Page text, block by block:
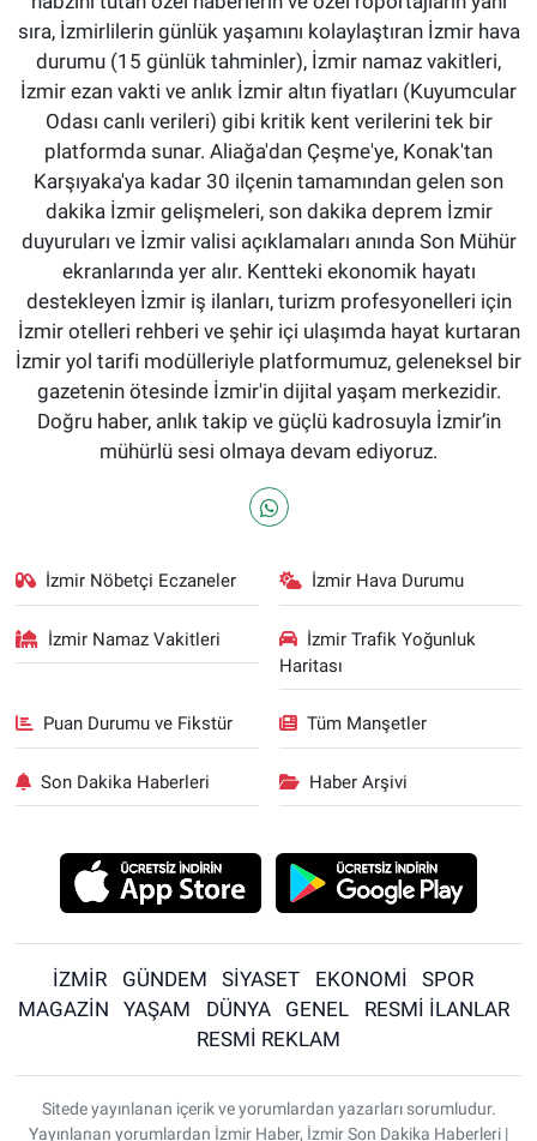
sıra, İzmirlilerin günlük yaşamını kolaylaştıran İzmir hava
durumu (15 günlük tahminler), İzmir namaz vakitleri,
İzmir ezan vakti ve anlık İzmir altın fiyatları (Kuyumcular
Odası canlı verileri) gibi kritik kent verilerini tek bir
platformda sunar. Aliağa'dan Çeşme'ye, Konak'tan
Karşıyaka'ya kadar 30 ilçenin tamamından gelen son
dakika İzmir gelişmeleri, son dakika deprem İzmir
duyuruları ve İzmir valisi açıklamaları anında Son Mühür
ekranlarında yer alır. Kentteki ekonomik hayatı
destekleyen İzmir iş ilanları, turizm profesyonelleri için
İzmir otelleri rehberi ve şehir içi ulaşımda hayat kurtaran
İzmir yol tarifi modülleriyle platformumuz, geleneksel bir
gazetenin ötesinde İzmir'in dijital yaşam merkezidir.
Doğru haber, anlık takip ve güçlü kadrosuyla İzmir’in
mühürlü sesi olmaya devam ediyoruz.
İzmir Nöbetçi Eczaneler İzmir Hava Durumu
İzmir Namaz Vakitleri
İzmir Trafik Yoğunluk
Haritası
Puan Durumu ve Fikstür Tüm Manşetler
Son Dakika Haberleri Haber Arşivi
İZMİR GÜNDEM SİYASET EKONOMİ
SPOR
MAGAZİN
YAŞAM DÜNYA GENEL
RESMİ İLANLAR
RESMİ REKLAM
Sitede yayınlanan içerik ve yorumlardan yazarları sorumludur.
Yayınlanan yorumlardan İzmir Haber, İzmir Son Dakika Haberleri |